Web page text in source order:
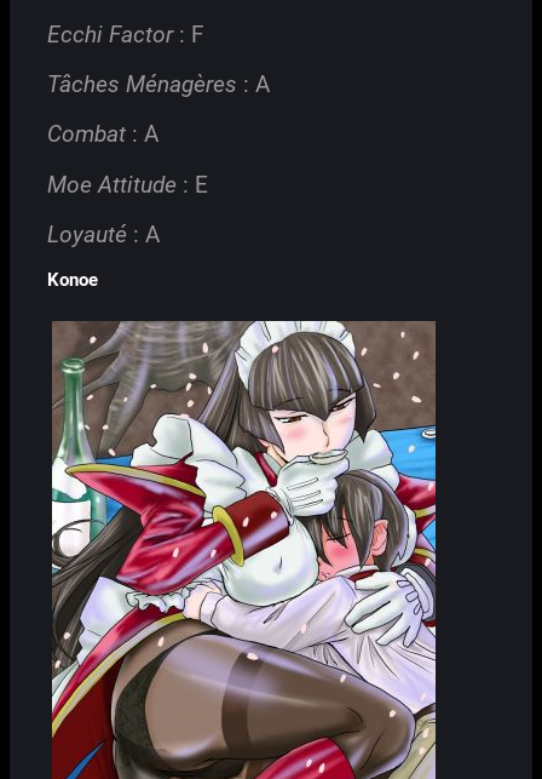
Ecchi Factor: F
Tâches Ménagères : A
Combat : A
Moe Attitude : E
Loyauté : A
Konoe